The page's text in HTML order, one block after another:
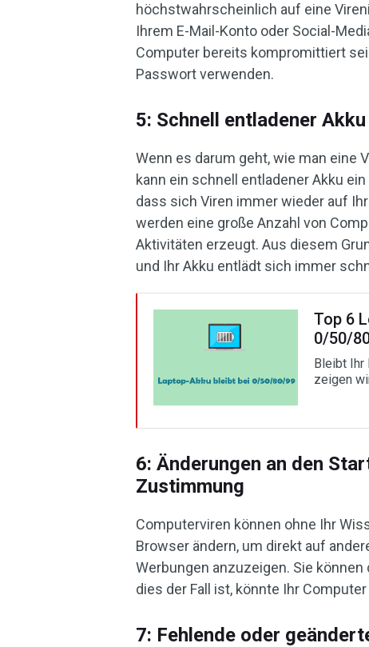
höchstwahrscheinlich auf eine
Ihrem E-Mail-Konto oder Social-
Computer bereits kompromittiert
Passwort verwenden.
5: Schnell entladener
Wenn es darum geht, wie man eine
kann ein schnell entladener Akku
dass sich Viren immer wieder auf
werden eine große Anzahl von
Aktivitäten erzeugt. Aus diesem
und Ihr Akku entlädt sich immer
Top 6
0/50/
Bleibt Ihr
zeigen
6: Änderungen an den
Zustimmung
Computerviren können ohne Ihr
Browser ändern, um direkt auf
Werbungen anzuzeigen. Sie
dies der Fall ist, könnte Ihr
7: Fehlende oder